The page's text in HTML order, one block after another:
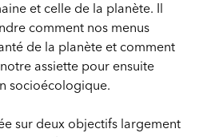
et celle de la planète. Il
comment nos menus
de la planète et comment
assiette pour ensuite
socioécologique.
sur deux objectifs largement